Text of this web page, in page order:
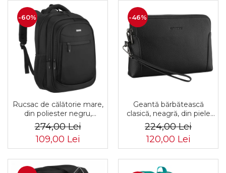
-60%
Rucsac de călătorie mare,
din poliester negru,
perfect pentru bagajul de
mână - Rovicky PTR-R-
BHX-05-1020 BLACK
274,00 Lei
109,00 Lei
-46%
Geantă bărbătească
clasică, neagră, din piele
ecologică, cu fermoar -
Rovicky PTR-R-SDR-01-
1631 BLACK
224,00 Lei
120,00 Lei